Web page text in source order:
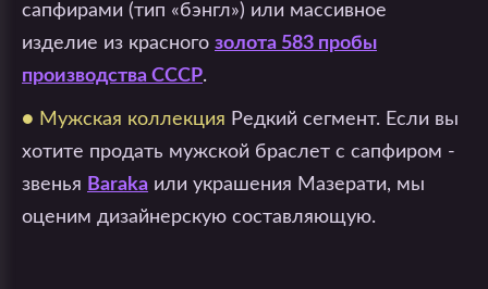
сапфирами (тип «бэнгл») или массивное
изделие из красного золота 583 пробы
производства СССР.
● Мужская коллекция Редкий сегмент. Если вы
хотите продать мужской браслет с сапфиром -
звенья Baraka или украшения Мазерати, мы
оценим дизайнерскую составляющую.